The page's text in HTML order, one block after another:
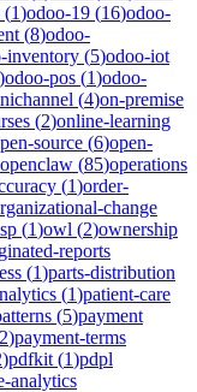
(1)odoo-19 (16)odoo-
(8)odoo-
inventory (5)odoo-iot
)odoo-pos (1)odoo-
(4)on-premise
(2)online-learning
source (6)open-
openclaw (85)operations
(1)order-
change
(1)owl (2)ownership
reports
(1)parts-distribution
(1)patient-care
(5)payment
2)payment-terms
)pdfkit (1)pdpl
analytics